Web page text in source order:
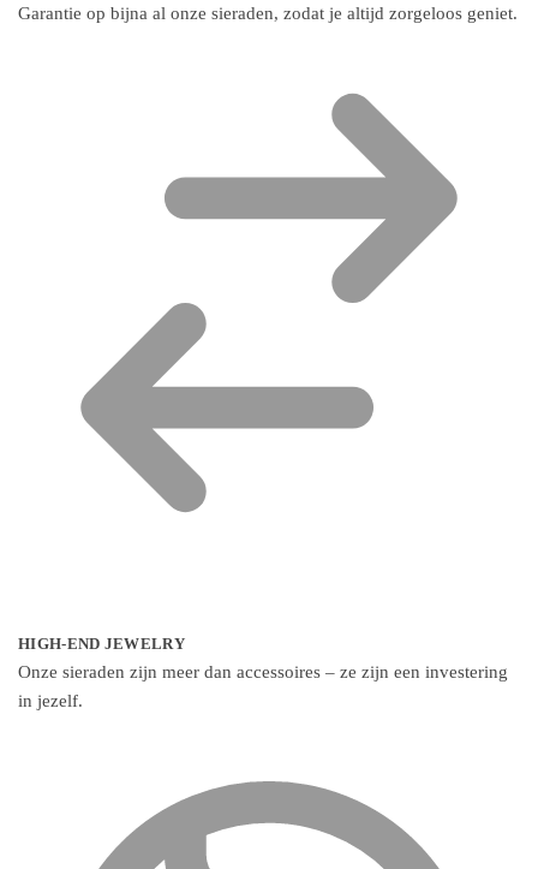
Garantie op bijna al onze sieraden, zodat je altijd zorgeloos geniet.
HIGH-END JEWELRY
Onze sieraden zijn meer dan accessoires – ze zijn een investering
in jezelf.